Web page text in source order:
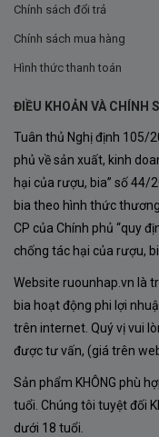
nhiều ưu đãi đặc
một trong những loại
Chính sách đổi trả
Chính sách mua hàng
Hình thức thanh toán
ĐIỀU KHOẢN VÀ CHÍNH
Tuân thủ Nghị định 105/
phủ về sản xuất, kinh
hại của rượu, bia” số 44/
bia theo hình thức
CP của Chính phủ “quy
chống tác hại của rượu,
Website ruounhap.vn là
bia hoạt động phi lợi
trên internet. Quý vị vui
được tư vấn, (giá trên
Sản phẩm KHÔNG phù
tuổi. Chúng tôi tuyệt đối
dưới 18 tuổi.